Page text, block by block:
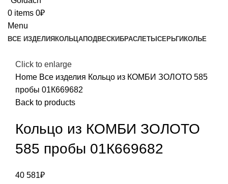
0 items 0₽
Menu
ВСЕ ИЗДЕЛИЯ КОЛЬЦАПОДВЕСКИ БРАСЛЕТЫ СЕРЬГИ КОЛЬЕ
Click to enlarge
Home Все изделия Кольцо из КОМБИ ЗОЛОТО 585
пробы 01К669682
Back to products
Кольцо из КОМБИ ЗОЛОТО
585 пробы 01К669682
40 581₽